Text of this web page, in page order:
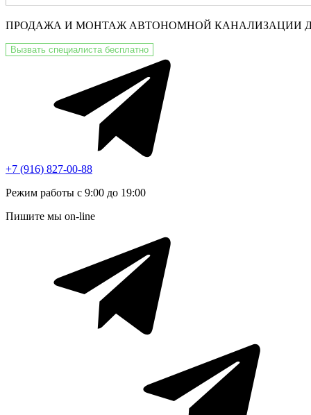
ПРОДАЖА И МОНТАЖ АВТОНОМНОЙ КАНАЛИЗАЦИИ
Вызвать специалиста бесплатно
+7 (916) 827-00-88
Режим работы с 9:00 до 19:00
Пишите мы on-line